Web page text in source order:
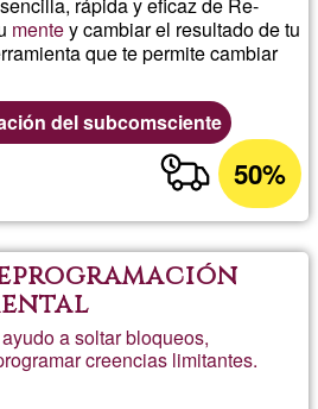
mentey cambiar el resultado de tu
que te permite cambiar
del subcomsciente
50%
a soltar bloqueos,
creencias limitantes.